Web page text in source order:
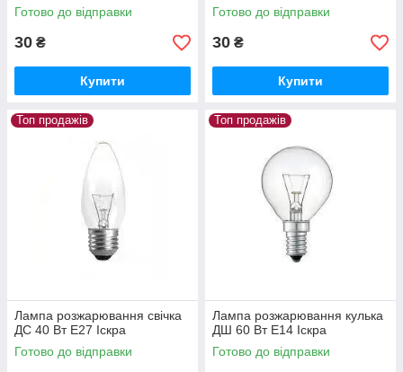
Готово до відправки
30 ₴
Купити
Готово до відправки
30 ₴
Купити
Топ продажів
Лампа розжарювання свічка
ДС 40 Вт Е27 Іскра
Готово до відправки
Топ продажів
Лампа розжарювання кулька
ДШ 60 Вт Е14 Іскра
Готово до відправки